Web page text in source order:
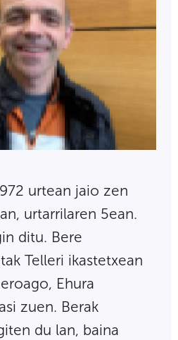
urtean jaio zen
urtarrilaren 5ean.
ditu. Bere
Telleri ikastetxean
Ehura
zuen. Berak
du lan, baina